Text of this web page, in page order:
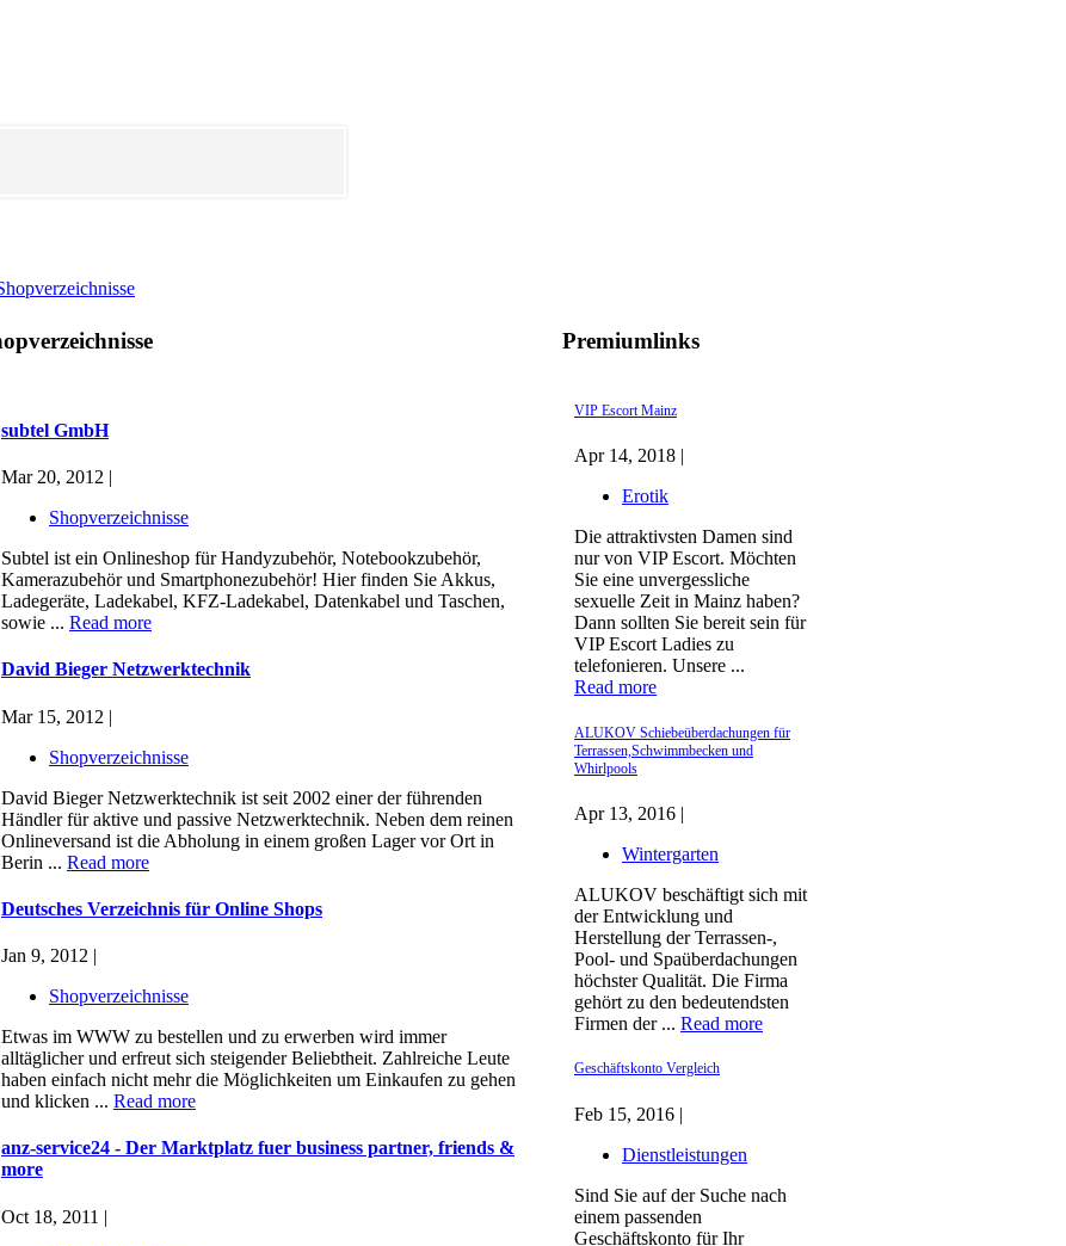
Premiumlinks
VIP Escort Mainz
Apr 14, 2018 |
Erotik
Die attraktivsten Damen sind
nur von VIP Escort. Möchten
Sie eine unvergessliche
sexuelle Zeit in Mainz haben?
Dann sollten Sie bereit sein für
VIP Escort Ladies zu
telefonieren. Unsere ...
Read more
ALUKOV Schiebeüberdachungen für
Terrassen,Schwimmbecken und
Whirlpools
Apr 13, 2016 |
Wintergarten
ALUKOV beschäftigt sich mit
der Entwicklung und
Herstellung der Terrassen-,
Pool- und Spaüberdachungen
höchster Qualität. Die Firma
gehört zu den bedeutendsten
Firmen der ... Read more
Geschäftskonto Vergleich
Feb 15, 2016 |
Dienstleistungen
Sind Sie auf der Suche nach
einem passenden
Geschäftskonto für Ihr
subtel GmbH
Mar 20, 2012 |
Shopverzeichnisse
Subtel ist ein Onlineshop für Handyzubehör, Notebookzubehör,
Kamerazubehör und Smartphonezubehör! Hier finden Sie Akkus,
Ladegeräte, Ladekabel, KFZ-Ladekabel, Datenkabel und Taschen,
sowie ... Read more
David Bieger Netzwerktechnik
Mar 15, 2012 |
Shopverzeichnisse
David Bieger Netzwerktechnik ist seit 2002 einer der führenden
Händler für aktive und passive Netzwerktechnik. Neben dem reinen
Onlineversand ist die Abholung in einem großen Lager vor Ort in
Berin ... Read more
Deutsches Verzeichnis für Online Shops
Jan 9, 2012 |
Shopverzeichnisse
Etwas im WWW zu bestellen und zu erwerben wird immer
alltäglicher und erfreut sich steigender Beliebtheit. Zahlreiche Leute
haben einfach nicht mehr die Möglichkeiten um Einkaufen zu gehen
und klicken ... Read more
anz-service24 - Der Marktplatz fuer business partner, friends &
more
Oct 18, 2011 |